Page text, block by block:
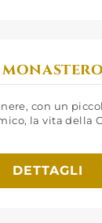
con un
la vita della
DETTAGLI